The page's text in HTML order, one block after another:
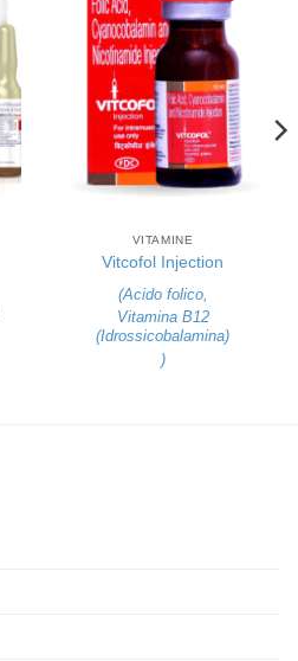
VITAMINE
Vitcofol Injection
(Acido folico,
Vitamina B12
(Idrossicobalamina)
)